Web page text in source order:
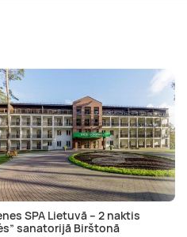
SPA Lietuvā – 2 naktis
sanatorijā Birštonā